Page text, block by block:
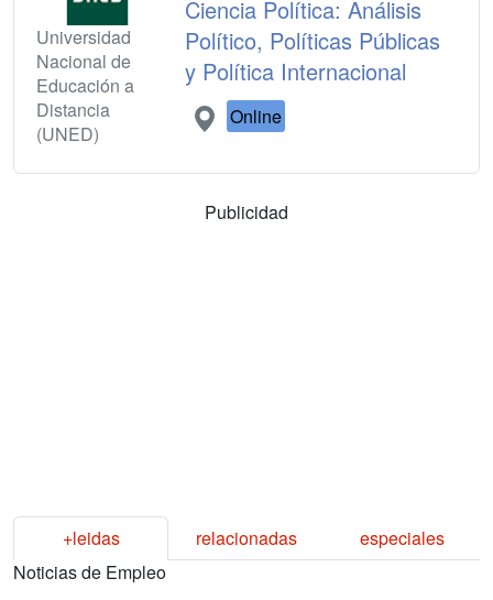
Universidad
Nacional de
Educación a
Distancia
(UNED)
Ciencia Política: Análisis
Político, Políticas Públicas
y Política Internacional
Online
Publicidad
+leidas relacionadas
especiales
Noticias de Empleo